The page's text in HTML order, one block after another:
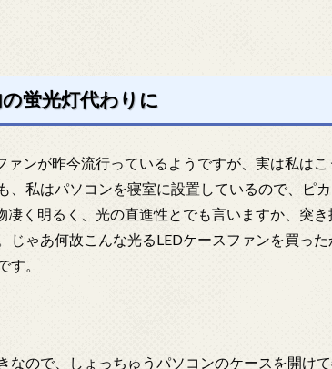
蛍光灯代わりに
ァンが昨今流行っているようですが、実は私は
、私はパソコンを寝室に設置しているので、ピ
凄く明るく、光の直進性とでも言いますか、突
じゃあ何故こんな光るLEDケースファンを買っ
す。
なので、しょっちゅうパソコンのケースを開け